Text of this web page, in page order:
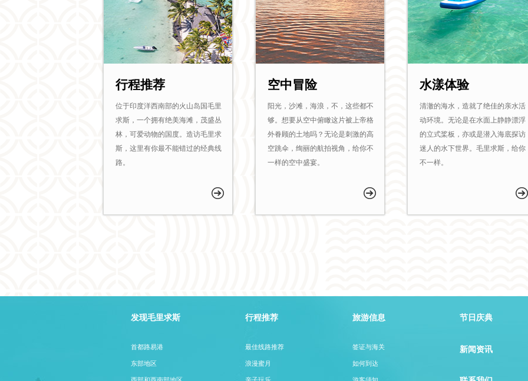
行程推荐
位于印度洋西南部的火山岛国毛里
求斯，一个拥有绝美海滩，茂盛丛
林，可爱动物的国度。造访毛里求
斯，这里有你最不能错过的经典线
路。
空中冒险
阳光，沙滩，海浪，不，这些都不
够。想要从空中俯瞰这片被上帝格
外眷顾的土地吗？无论是刺激的高
空跳伞，绚丽的航拍视角，给你不
一样的空中盛宴。
水漾体验
清澈的海水，造就了绝佳的亲水活
动环境。无论是在水面上静静漂浮
的立式桨板，亦或是潜入海底探访
迷人的水下世界。毛里求斯，给你
不一样。
发现毛里求斯
首都路易港
东部地区
行程推荐
最佳线路推荐
浪漫蜜月
旅游信息
签证与海关
如何到达
节日庆典
新闻资讯